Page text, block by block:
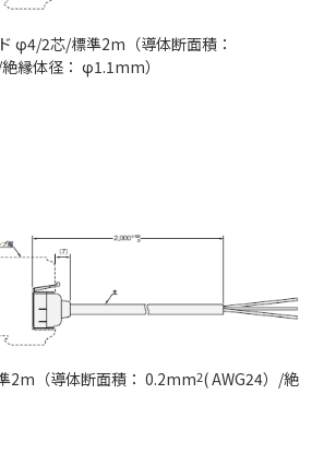
φ4/2芯/標準2m（導体断面積：
絶縁体径： φ1.1mm）
2m（導体断面積： 0.2mm2( AWG24）/絶